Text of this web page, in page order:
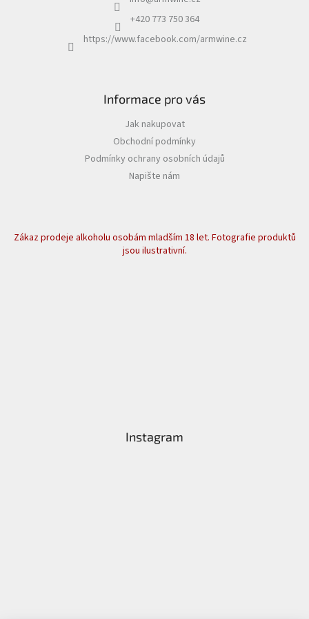
+420 773 750 364
https://www.facebook.com/armwine.cz
Informace pro vás
Jak nakupovat
Obchodní podmínky
Podmínky ochrany osobních údajů
Napište nám
Zákaz prodeje alkoholu osobám mladším 18 let. Fotografie produktů
jsou ilustrativní.
Instagram